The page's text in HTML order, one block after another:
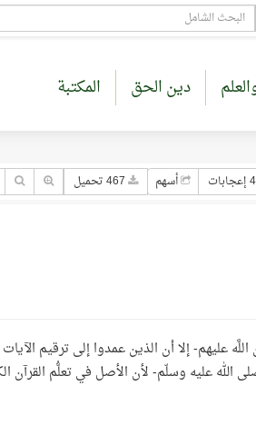
دين الحق المكتبة
أسهم
عليهم- إلا أن الذين عمدوا إلى ترقيم الآيات
الله عليه وسلّم- لأن الأصل في تعلُّم القرآن